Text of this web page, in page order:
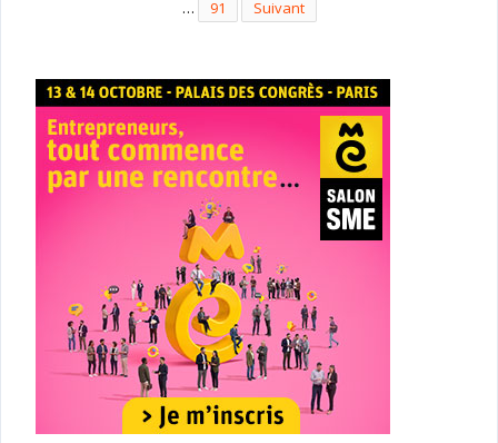
… 91 Suivant